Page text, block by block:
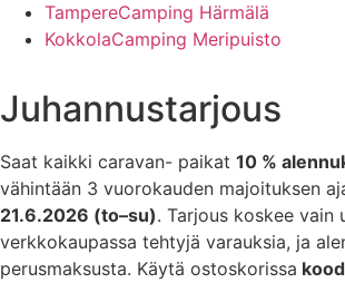
TampereCamping Härmälä
KokkolaCamping Meripuisto
Juhannustarjous
Saat kaikki caravan- paikat 10 %
vähintään 3 vuorokauden majoituksen
21.6.2026 (to–su). Tarjous koskee vain
verkkokaupassa tehtyjä varauksia, ja
perusmaksusta. Käytä ostoskorissa